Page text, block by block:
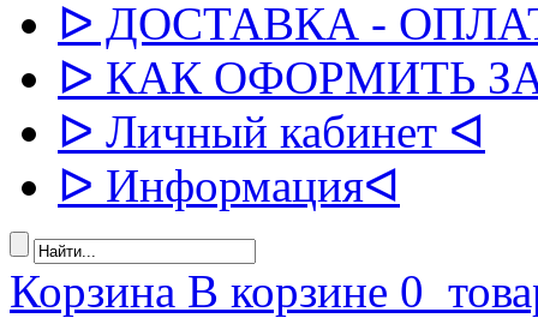
ᐅ ДОСТАВКА -
ᐅ КАК ОФОРМИТЬ
ᐅ Личный кабинет ᐊ
ᐅ Информацияᐊ
Корзина В корзине 0